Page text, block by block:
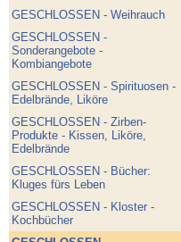
GESCHLOSSEN - Weihrauch
GESCHLOSSEN -
Sonderangebote -
Kombiangebote
GESCHLOSSEN - Spirituosen -
Edelbrände, Liköre
GESCHLOSSEN - Zirben-
Produkte - Kissen, Liköre,
Edelbrände
GESCHLOSSEN - Bücher:
Kluges fürs Leben
GESCHLOSSEN - Kloster -
Kochbücher